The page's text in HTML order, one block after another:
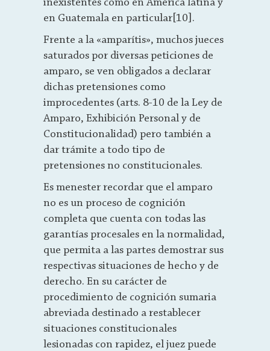
inexistentes como en América latina y
en Guatemala en particular[10].
Frente a la «amparítis», muchos jueces
saturados por diversas peticiones de
amparo, se ven obligados a declarar
dichas pretensiones como
improcedentes (arts. 8-10 de la Ley de
Amparo, Exhibición Personal y de
Constitucionalidad) pero también a
dar trámite a todo tipo de
pretensiones no constitucionales.
Es menester recordar que el amparo
no es un proceso de cognición
completa que cuenta con todas las
garantías procesales en la normalidad,
que permita a las partes demostrar sus
respectivas situaciones de hecho y de
derecho. En su carácter de
procedimiento de cognición sumaria
abreviada destinado a restablecer
situaciones constitucionales
lesionadas con rapidez, el juez puede